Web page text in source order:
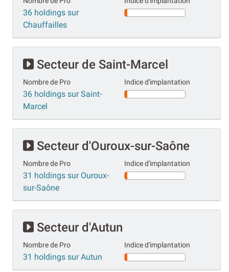
36 holdings sur
Chauffailles
Secteur de Saint-Marcel
Nombre de Pro
36 holdings sur Saint-
Marcel
Indice d'implantation
Secteur d'Ouroux-sur-Saône
Nombre de Pro
31 holdings sur Ouroux-
sur-Saône
Indice d'implantation
Secteur d'Autun
Nombre de Pro
31 holdings sur Autun
Indice d'implantation